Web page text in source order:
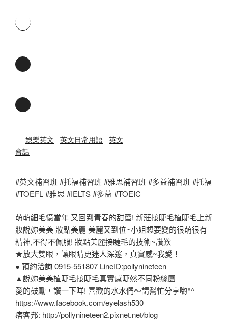
娛樂英文 英文日常用語
英文
會話
#英文補習班 #托福補習班 #雅思補習班 #多益補習班 #托福
#TOEFL #雅思 #IELTS #多益 #TOEIC
萌萌細毛憶當年 又回到青春的甜蜜! 新莊接睫毛植睫毛上新
妝說妳美美 妝點美麗 美麗又到位~小姐想要變的很萌很有
精神,不得不佩服! 妝點美麗接睫毛的技術~讚歎
★放大雙眼，讓眼睛更迷人深邃，真實感~我愛！
● 預約洽詢 0915-551807 LineID:pollynineteen
▲說妳美美植睫毛接睫毛真實感睫然不同粉絲團
愛的鼓勵，讚一下咩! 喜歡的水水們～請幫忙分享喲^^
https://www.facebook.com/eyelash530
痞客邦: http://pollynineteen2.pixnet.net/blog